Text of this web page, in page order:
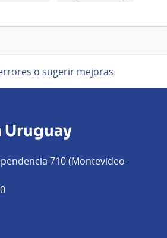
o sugerir mejoras
Uruguay
710 (Montevideo-